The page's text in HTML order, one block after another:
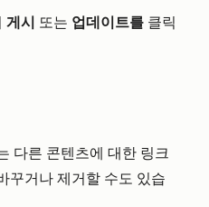
게시 또는 업데이트를 클릭
다른 콘텐츠에 대한 링크
꾸거나 제거할 수도 있습